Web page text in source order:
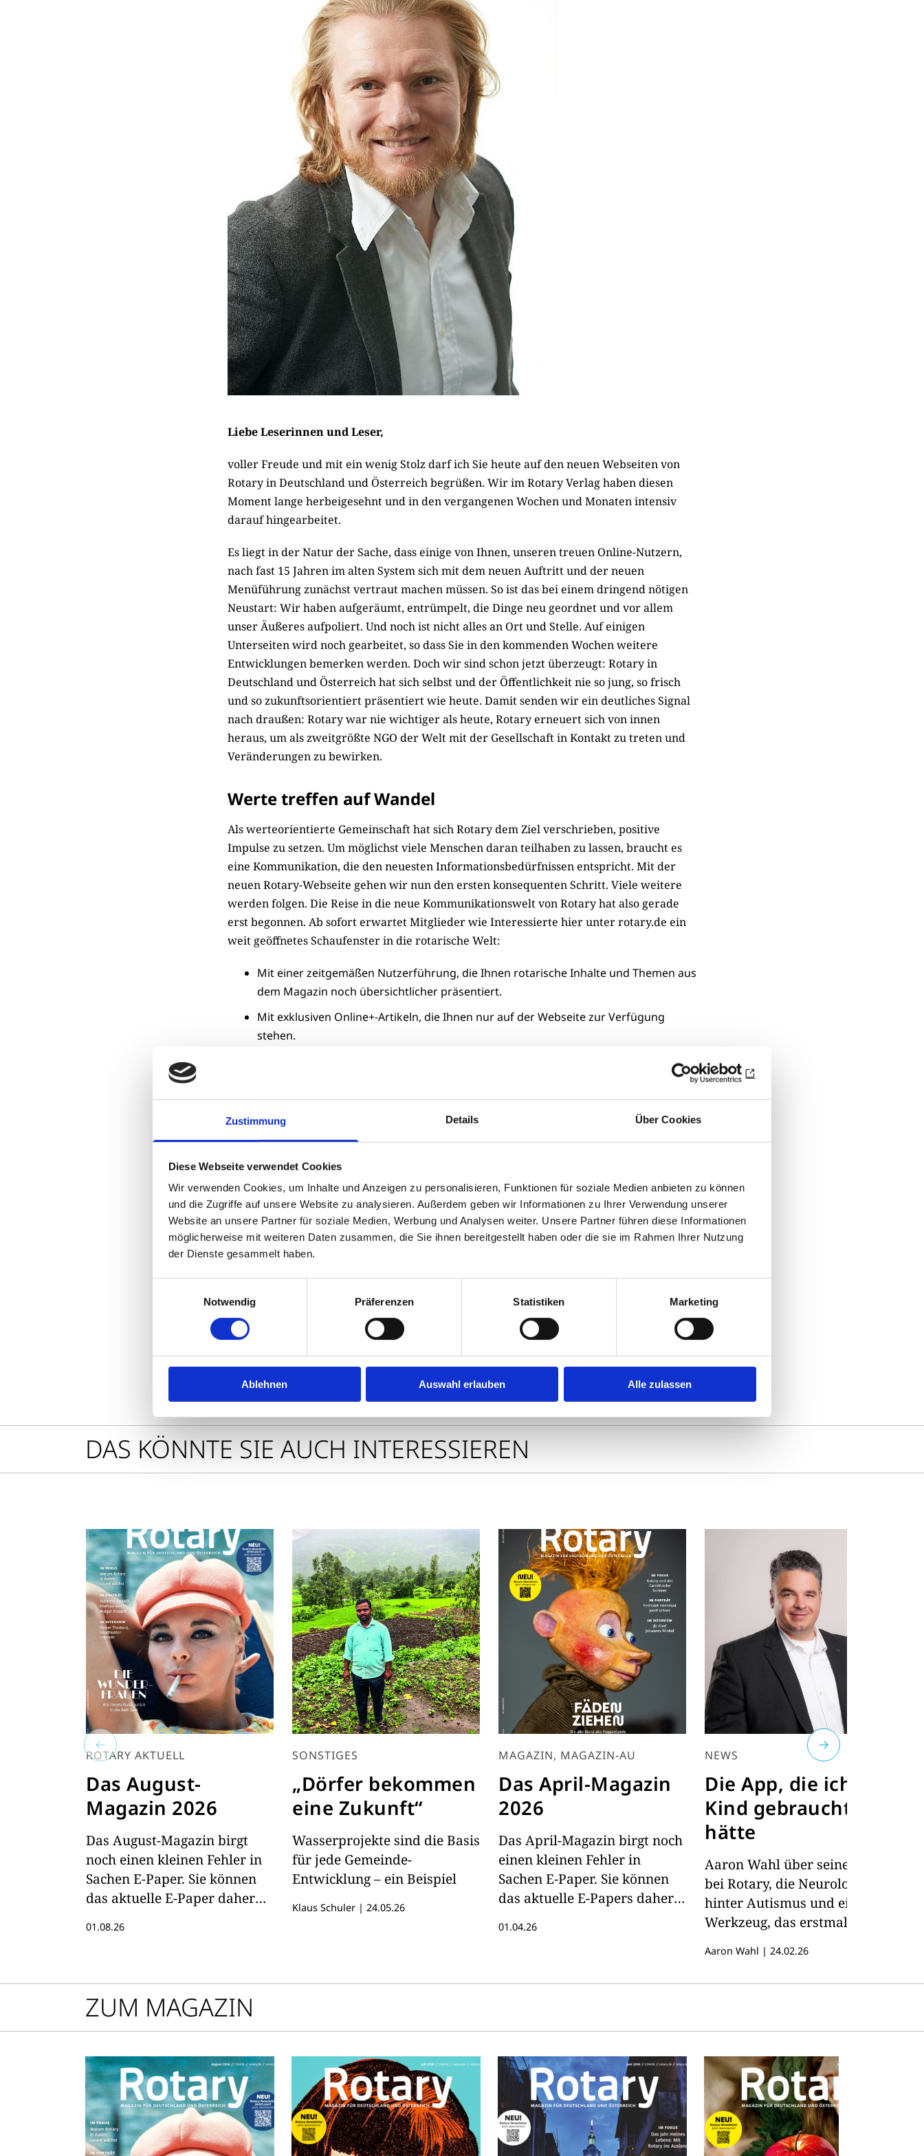
Zustimmung Details Über Cookies
Diese Webseite verwendet Cookies
Wir verwenden Cookies, um Inhalte und Anzeigen zu personalisieren, Funktionen für soziale Medien anbieten zu können
und die Zugriffe auf unsere Website zu analysieren. Außerdem geben wir Informationen zu Ihrer Verwendung unserer
Website an unsere Partner für soziale Medien, Werbung und Analysen weiter. Unsere Partner führen diese Informationen
möglicherweise mit weiteren Daten zusammen, die Sie ihnen bereitgestellt haben oder die sie im Rahmen Ihrer Nutzung
der Dienste gesammelt haben.
Notwendig
Präferenzen Statistiken Marketing
Ablehnen Auswahl erlauben Alle zulassen
Liebe Leserinnen und Leser,
voller Freude und mit ein wenig Stolz darf ich Sie heute auf den neuen Webseiten von
Rotary in Deutschland und Österreich begrüßen. Wir im Rotary Verlag haben diesen
Moment lange herbeigesehnt und in den vergangenen Wochen und Monaten intensiv
darauf hingearbeitet.
Es liegt in der Natur der Sache, dass einige von Ihnen, unseren treuen Online-Nutzern,
nach fast 15 Jahren im alten System sich mit dem neuen Auftritt und der neuen
Menüführung zunächst vertraut machen müssen. So ist das bei einem dringend nötigen
Neustart: Wir haben aufgeräumt, entrümpelt, die Dinge neu geordnet und vor allem
unser Äußeres aufpoliert. Und noch ist nicht alles an Ort und Stelle. Auf einigen
Unterseiten wird noch gearbeitet, so dass Sie in den kommenden Wochen weitere
Entwicklungen bemerken werden. Doch wir sind schon jetzt überzeugt: Rotary in
Deutschland und Österreich hat sich selbst und der Öffentlichkeit nie so jung, so frisch
und so zukunftsorientiert präsentiert wie heute. Damit senden wir ein deutliches Signal
nach draußen: Rotary war nie wichtiger als heute, Rotary erneuert sich von innen
heraus, um als zweitgrößte NGO der Welt mit der Gesellschaft in Kontakt zu treten und
Veränderungen zu bewirken.
Werte treffen auf Wandel
Als werteorientierte Gemeinschaft hat sich Rotary dem Ziel verschrieben, positive
Impulse zu setzen. Um möglichst viele Menschen daran teilhaben zu lassen, braucht es
eine Kommunikation, die den neuesten Informationsbedürfnissen entspricht. Mit der
neuen Rotary-Webseite gehen wir nun den ersten konsequenten Schritt. Viele weitere
werden folgen. Die Reise in die neue Kommunikationswelt von Rotary hat also gerade
erst begonnen. Ab sofort erwartet Mitglieder wie Interessierte hier unter rotary.de ein
weit geöffnetes Schaufenster in die rotarische Welt:
Mit einer zeitgemäßen Nutzerführung, die Ihnen rotarische Inhalte und Themen aus
dem Magazin noch übersichtlicher präsentiert.
Mit exklusiven Online+-Artikeln, die Ihnen nur auf der Webseite zur Verfügung
stehen.
Nun wünschen wir Ihnen viel Vergnügen beim Entdecken und Lesen und sind gespannt
auf Ihre ersten Eindrücke
Mit herzlichen Grüßen
Björn Lange
Chefredakteur
Teilen Drucken 1
Zur Übersicht
DAS KÖNNTE SIE AUCH INTERESSIEREN
ROTARY AKTUELL
Das August-
Magazin 2026
Das August-Magazin birgt
noch einen kleinen Fehler in
Sachen E-Paper. Sie können
das aktuelle E-Paper daher
01.08.26
SONSTIGES
„Dörfer bekommen
eine Zukunft“
Wasserprojekte sind die Basis
für jede Gemeinde-
Entwicklung – ein Beispiel
Klaus Schuler | 24.05.26
MAGAZIN, MAGAZIN-AU
Das April-Magazin
2026
Das April-Magazin birgt noch
einen kleinen Fehler in
Sachen E-Paper. Sie können
das aktuelle E-Papers daher
01.04.26
NEWS
Die App, die ich als
Kind gebraucht
hätte
Aaron Wahl über seinen Weg
bei Rotary, die Neurologie
hinter Autismus und ein
Werkzeug, das erstmals
autistischen Gehirn passiert.
Aaron Wahl | 24.02.26
ZUM MAGAZIN